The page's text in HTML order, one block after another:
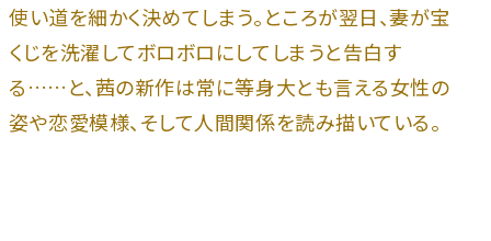
使い道を細かく決めてしまう。ところが翌日、妻が宝
くじを洗濯してボロボロにしてしまうと告白す
る……と、茜の新作は常に等身大とも言える女性の
姿や恋愛模様、そして人間関係を読み描いている。